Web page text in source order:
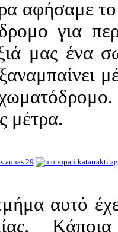
αφήσαμε
για
μας ένα
μέτρα.
αυτό